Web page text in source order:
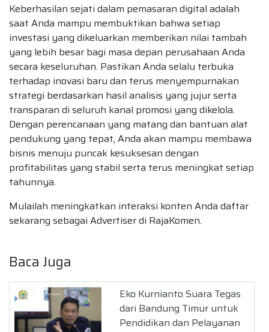
Keberhasilan sejati dalam pemasaran digital adalah
saat Anda mampu membuktikan bahwa setiap
investasi yang dikeluarkan memberikan nilai tambah
yang lebih besar bagi masa depan perusahaan Anda
secara keseluruhan. Pastikan Anda selalu terbuka
terhadap inovasi baru dan terus menyempurnakan
strategi berdasarkan hasil analisis yang jujur serta
transparan di seluruh kanal promosi yang dikelola.
Dengan perencanaan yang matang dan bantuan alat
pendukung yang tepat, Anda akan mampu membawa
bisnis menuju puncak kesuksesan dengan
profitabilitas yang stabil serta terus meningkat setiap
tahunnya.
Mulailah meningkatkan interaksi konten Anda daftar
sekarang sebagai Advertiser di RajaKomen.
Baca Juga
Eko Kurnianto Suara Tegas
dari Bandung Timur untuk
Pendidikan dan Pelayanan